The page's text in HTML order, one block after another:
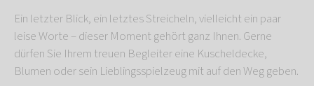
Ein letzter Blick, ein letztes Streicheln, vielleicht ein paar
leise Worte – dieser Moment gehört ganz Ihnen. Gerne
dürfen Sie Ihrem treuen Begleiter eine Kuscheldecke,
Blumen oder sein Lieblingsspielzeug mit auf den Weg geben.